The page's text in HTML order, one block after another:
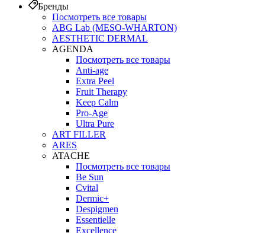
Бренды
Посмотреть все товары
ABG Lab (MESO-WHARTON)
AESTHETIC DERMAL
AGENDA
Посмотреть все товары
Anti-age
Extra Peel
Fruit Therapy
Keep Calm
Pro‑Age
Ultra Pure
ART FILLER
ARES
ATACHE
Посмотреть все товары
Be Sun
Cvital
Dermic+
Despigmen
Essentielle
Excellence